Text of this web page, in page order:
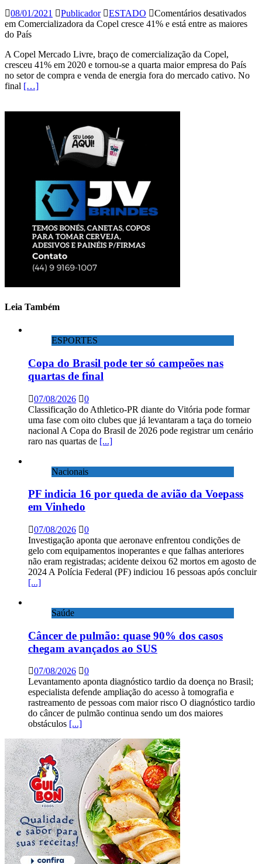
08/01/2021 Publicador ESTADO
Comentários desativados
em Comercializadora da Copel cresce 41% e está entre as maiores
do País
A Copel Mercado Livre, braço de comercialização da Copel,
cresceu 41% em 2020 e tornou-se a quarta maior empresa do País
no setor de compra e venda de energia fora do mercado cativo. No
final […]
Leia Também
ESPORTES
Copa do Brasil pode ter só campeões nas
quartas de final
07/08/2026
0
Classificação do Athletico-PR diante do Vitória pode formar
uma fase com oito clubes que já levantaram a taça do torneio
nacional A Copa do Brasil de 2026 pode registrar um cenário
raro nas quartas de [...]
Nacionais
PF indicia 16 por queda de avião da Voepass
em Vinhedo
07/08/2026
0
Investigação aponta que aeronave enfrentou condições de
gelo com equipamentos inoperantes e que falhas anteriores
não eram registradas; acidente deixou 62 mortos em agosto de
2024 A Polícia Federal (PF) indiciou 16 pessoas após concluir
[...]
Saúde
Câncer de pulmão: quase 90% dos casos
chegam avançados ao SUS
07/08/2026
0
Levantamento aponta diagnóstico tardio da doença no Brasil;
especialista defende ampliação do acesso à tomografia e
rastreamento de pessoas com maior risco O diagnóstico tardio
do câncer de pulmão continua sendo um dos maiores
obstáculos [...]